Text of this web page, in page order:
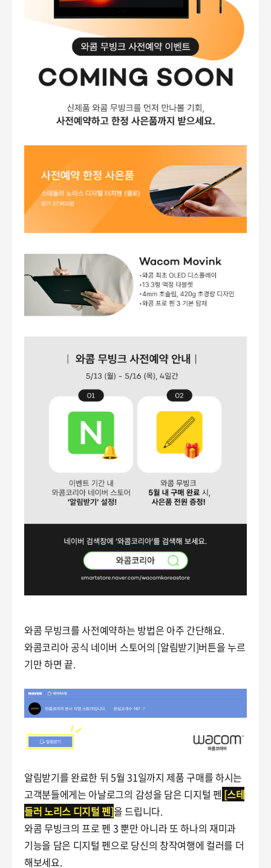
와콤 무빙크를 사전예약하는 방법은 아주 간단해요.
와콤코리아 공식 네이버 스토어의 [알림받기]버튼을 누르
기만 하면 끝.
알림받기를 완료한 뒤 5월 31일까지 제품 구매를 하시는
고객분들에게는 아날로그의 감성을 담은 디지털 펜 [스테
들러 노리스 디지털 펜]을 드립니다.
와콤 무빙크의 프로 펜 3 뿐만 아니라 또 하나의 재미과
기능을 담은 디지털 펜으로 당신의 창작여행에 컬러를 더
해보세요.